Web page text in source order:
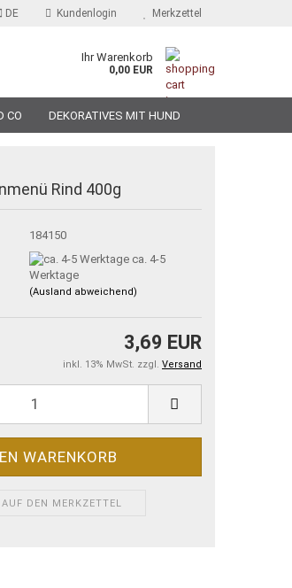
DE Kundenlogin Merkzettel
Ihr Warenkorb
0,00 EUR
CO DEKORATIVES MIT HUND
Rind 400g
184150
ca. 4-5
Werktage
(Ausland abweichend)
3,69 EUR
inkl. 13% MwSt. zzgl. Versand
AUF DEN MERKZETTEL